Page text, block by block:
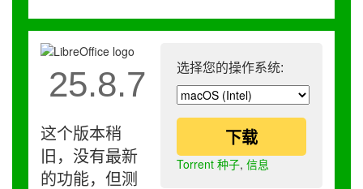
选择您的操作系统:
下载
Torrent 种子, 信息
25.8.7
这个版本稍
旧，没有最新
的功能，但测